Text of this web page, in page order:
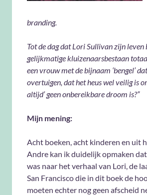
branding.
Tot de dag dat Lori Sullivan zijn
gelijkmatige kluizenaarsbestaan
een vrouw met de bijnaam ‘bengel’
overtuigen, dat het heus wel veilig is
altijd’ geen onbereikbare droom is?”
Mijn mening:
Acht boeken, acht kinderen en uit
Andre kan ik duidelijk opmaken
was naar het verhaal van Lori, de
San Francisco die in dit boek de
moeten echter nog geen afscheid